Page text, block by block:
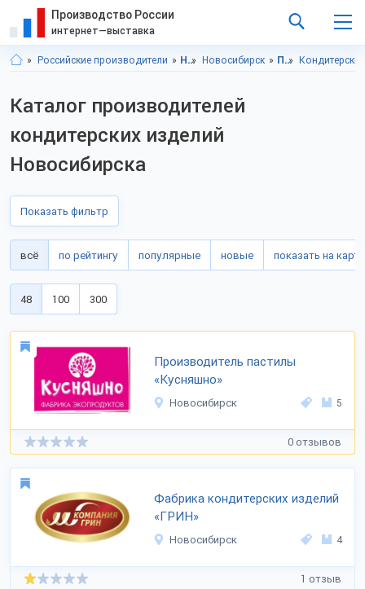
Производство России
интернет—выставка
Российские производители Новосибирская область Новосибирск Продукты питания
Каталог производителей
кондитерских изделий
Новосибирска
Показать фильтр
всё по рейтингу популярные новые показать на карте
48 100 300
Производитель пастилы
«Кусняшно»
Новосибирск 5
0 отзывов
Фабрика кондитерских изделий
«ГРИН»
Новосибирск 4
1 отзыв